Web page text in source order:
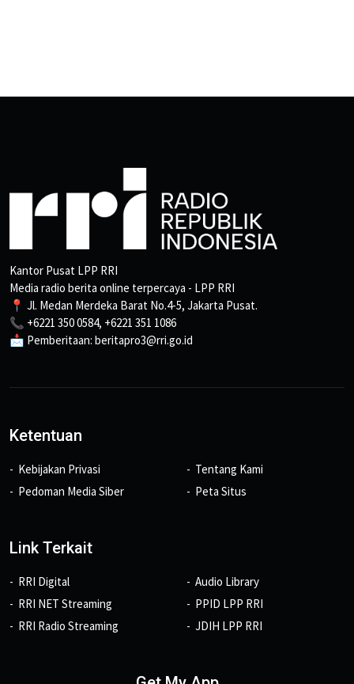
Kantor Pusat LPP RRI
Media radio berita online terpercaya - LPP RRI
📍 Jl. Medan Merdeka Barat No.4-5, Jakarta Pusat.
📞 +6221 350 0584, +6221 351 1086
📩 Pemberitaan: beritapro3@rri.go.id
Ketentuan
Kebijakan Privasi
Pedoman Media Siber
Tentang Kami
Peta Situs
Link Terkait
RRI Digital
RRI NET Streaming
RRI Radio Streaming
Audio Library
PPID LPP RRI
JDIH LPP RRI